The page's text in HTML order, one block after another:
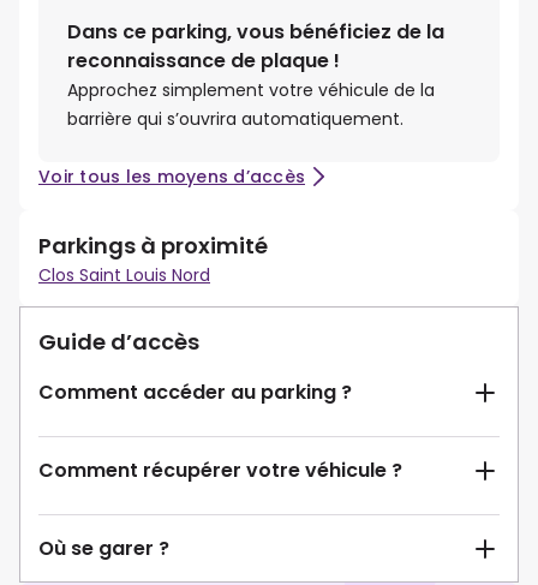
Dans ce parking, vous bénéficiez de la
reconnaissance de plaque !
Approchez simplement votre véhicule de la
barrière qui s’ouvrira automatiquement.
Voir tous les moyens d’accès
Parkings à proximité
Clos Saint Louis Nord
Guide d’accès
Comment accéder au parking ?
Comment récupérer votre véhicule ?
Où se garer ?